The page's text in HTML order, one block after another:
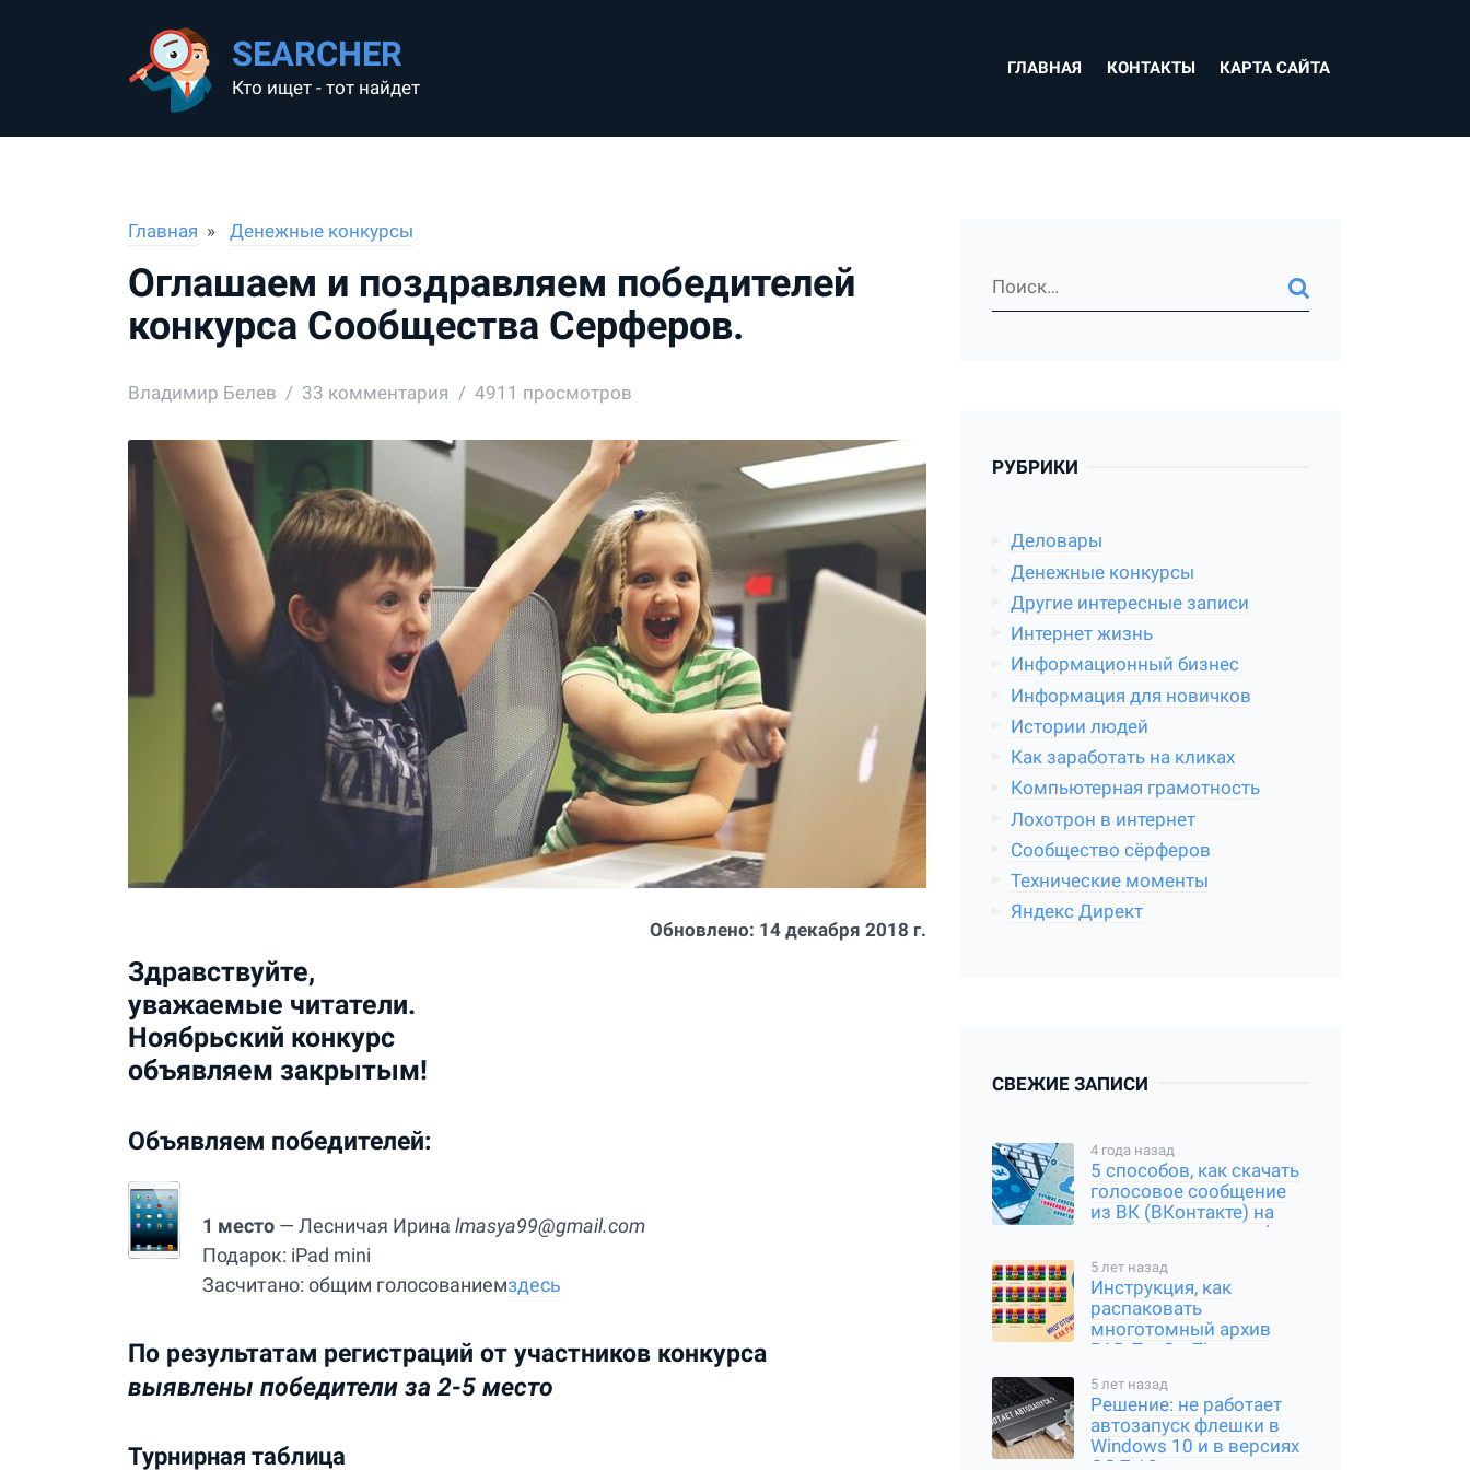
SEARCHER
Кто ищет - тот найдет
ГЛАВНАЯ КОНТАКТЫ КАРТА САЙТА
Главная Денежные конкурсы
Оглашаем и поздравляем победителей
конкурса Сообщества Серферов.
Владимир Белев 33 комментария 4911 просмотров
Обновлено: 14 декабря 2018 г.
Здравствуйте,
уважаемые читатели.
Ноябрьский конкурс
объявляем закрытым!
Объявляем победителей:
1 место — Лесничая Ирина lmasya99@gmail.com
Подарок: iPad mini
Засчитано: общим голосованиемздесь
По результатам регистраций от участников конкурса
выявлены победители за 2-5 место
Турнирная таблица
РУБРИКИ
Деловары
Денежные конкурсы
Другие интересные записи
Интернет жизнь
Информационный бизнес
Информация для новичков
Истории людей
Как заработать на кликах
Компьютерная грамотность
Лохотрон в интернет
Сообщество сёрферов
Технические моменты
Яндекс Директ
СВЕЖИЕ ЗАПИСИ
4 года назад
5 способов, как скачать
голосовое сообщение
из ВК (ВКонтакте) на
компьютер и смартфон
5 лет назад
Инструкция, как
распаковать
многотомный архив
RAR, Tar Gz, Zip и другие
5 лет назад
Решение: не работает
автозапуск флешки в
Windows 10 и в версиях